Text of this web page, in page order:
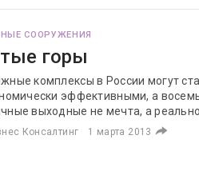
СООРУЖЕНИЯ
горы
комплексы в России могут
эффективными, а
выходные не мечта, а
Консалтинг 1 марта 2013